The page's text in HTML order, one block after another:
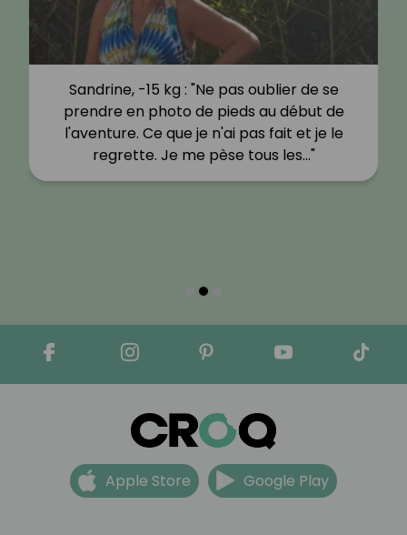
Sandrine, -15 kg : "Ne pas oublier de se
prendre en photo de pieds au début de
l'aventure. Ce que je n'ai pas fait et je le
regrette. Je me pèse tous les…"
Apple Store Google Play